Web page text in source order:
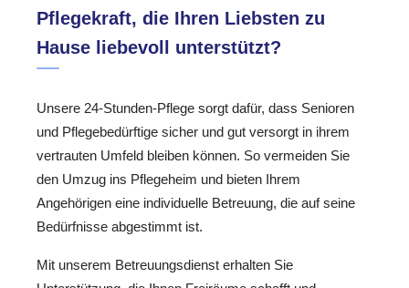
Pflegekraft, die Ihren Liebsten zu
Hause liebevoll unterstützt?
Unsere 24-Stunden-Pflege sorgt dafür, dass Senioren
und Pflegebedürftige sicher und gut versorgt in ihrem
vertrauten Umfeld bleiben können. So vermeiden Sie
den Umzug ins Pflegeheim und bieten Ihrem
Angehörigen eine individuelle Betreuung, die auf seine
Bedürfnisse abgestimmt ist.
Mit unserem Betreuungsdienst erhalten Sie